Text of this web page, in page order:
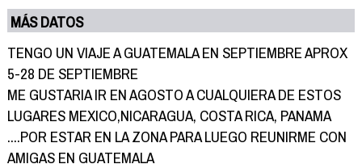
MÁS DATOS
TENGO UN VIAJE A GUATEMALA EN SEPTIEMBRE APROX
5-28 DE SEPTIEMBRE
ME GUSTARIA IR EN AGOSTO A CUALQUIERA DE ESTOS
LUGARES MEXICO,NICARAGUA, COSTA RICA, PANAMA
....POR ESTAR EN LA ZONA PARA LUEGO REUNIRME CON
AMIGAS EN GUATEMALA